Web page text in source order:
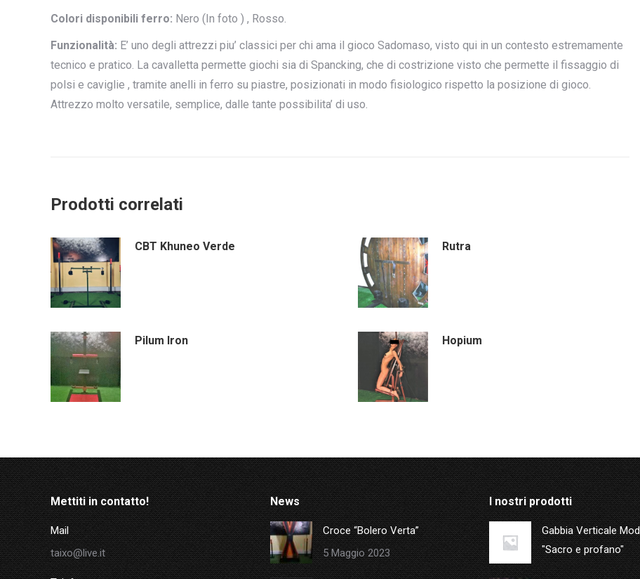
Colori disponibili ferro: Nero (In foto ) , Rosso.
Funzionalità: E’ uno degli attrezzi piu’ classici per chi ama il gioco Sadomaso, visto qui in un contesto estremamente
tecnico e pratico. La cavalletta permette giochi sia di Spancking, che di costrizione visto che permette il fissaggio di
polsi e caviglie , tramite anelli in ferro su piastre, posizionati in modo fisiologico rispetto la posizione di gioco.
Attrezzo molto versatile, semplice, dalle tante possibilita’ di uso.
Prodotti correlati
CBT Khuneo Verde Rutra
Pilum Iron Hopium
Mettiti in contatto!
Mail
taixo@live.it
News
Croce “Bolero Verta”
5 Maggio 2023
I nostri prodotti
Gabbia Verticale Mod
"Sacro e profano"